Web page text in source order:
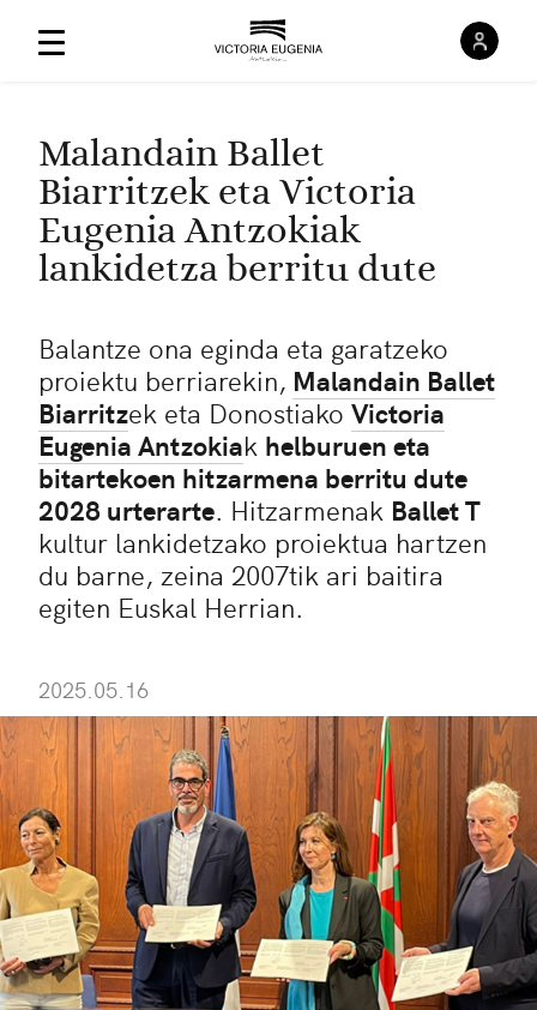
Malandain Ballet
Biarritzek eta Victoria
Eugenia Antzokiak
lankidetza berritu dute
Balantze ona eginda eta garatzeko
proiektu berriarekin, Malandain Ballet
Biarritzek eta DonostiakoVictoria
Eugenia Antzokiak helburuen eta
bitartekoen hitzarmena berritu dute
2028 urterarte. Hitzarmenak Ballet T
kultur lankidetzako proiektua hartzen
du barne, zeina 2007tik ari baitira
egiten Euskal Herrian.
2025.05.16